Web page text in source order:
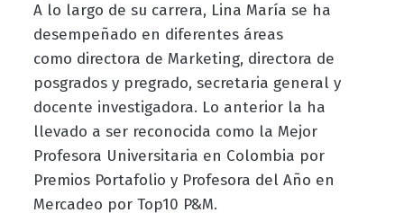
A lo largo de su carrera, Lina María se ha
desempeñado en diferentes áreas
como directora de Marketing, directora de
posgrados y pregrado, secretaria general y
docente investigadora. Lo anterior la ha
llevado a ser reconocida como la Mejor
Profesora Universitaria en Colombia por
Premios Portafolio y Profesora del Año en
Mercadeo por Top10 P&M.